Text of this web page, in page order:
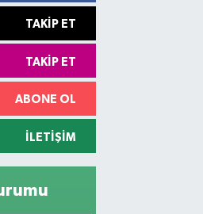
TAKIP ET
TAKIP ET
ABONE OL
İLETIŞIM